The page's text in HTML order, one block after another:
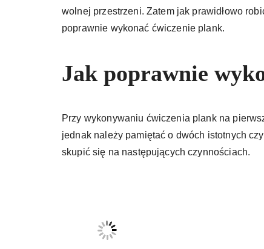
wolnej przestrzeni. Zatem jak prawidłowo
poprawnie wykonać ćwiczenie plank.
Jak poprawnie
Przy wykonywaniu ćwiczenia plank na
jednak należy pamiętać o dwóch istotnych
skupić się na następujących czynnościach.